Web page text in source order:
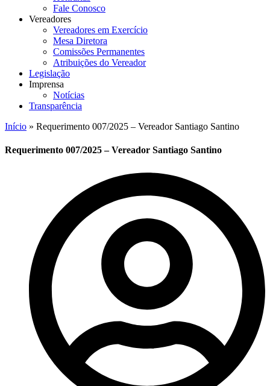
Fale Conosco
Vereadores
Vereadores em Exercício
Mesa Diretora
Comissões Permanentes
Atribuições do Vereador
Legislação
Imprensa
Notícias
Transparência
Início » Requerimento 007/2025 – Vereador Santiago Santino
Requerimento 007/2025 – Vereador Santiago Santino